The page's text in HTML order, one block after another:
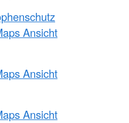
Ansicht
Ansicht
Ansicht